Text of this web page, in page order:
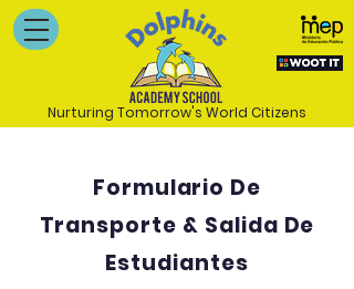
Nurturing Tomorrow's World Citizens
Formulario De
Transporte & Salida De
Estudiantes